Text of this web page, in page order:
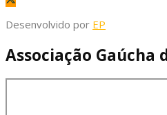
Desenvolvido por EP
Associação Gaúcha